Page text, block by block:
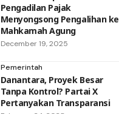
Pengadilan Pajak
Menyongsong Pengalihan ke
Mahkamah Agung
December 19, 2025
Pemerintah
Danantara, Proyek Besar
Tanpa Kontrol? Partai X
Pertanyakan Transparansi